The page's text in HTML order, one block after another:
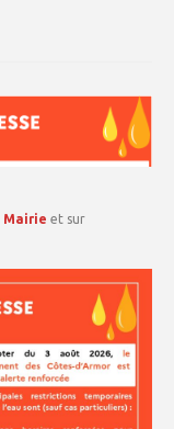
Mairie et sur